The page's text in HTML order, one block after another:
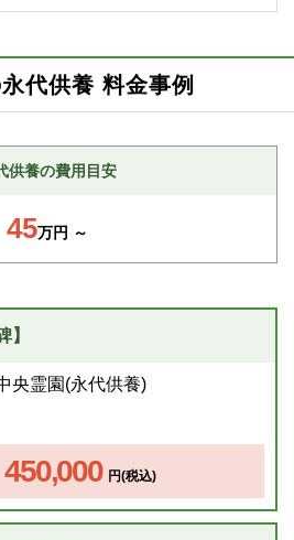
代供養 料金事例
供養の費用目安
45万円 ～
】
央霊園(永代供養)
450,000 円(税込)